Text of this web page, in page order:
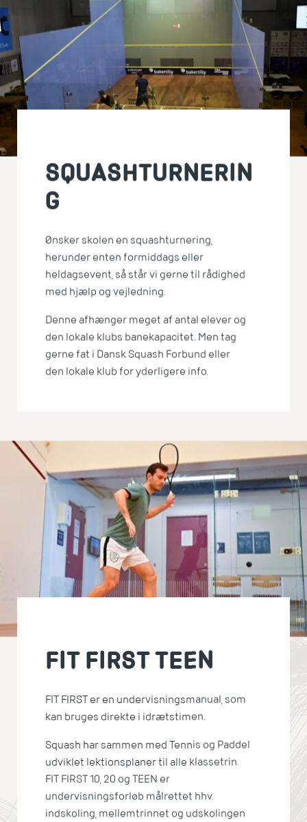
SQUASHTURNERIN
G
Ønsker skolen en squashturnering,
herunder enten formiddags eller
heldagsevent, så står vi gerne til rådighed
med hjælp og vejledning.
Denne afhænger meget af antal elever og
den lokale klubs banekapacitet. Men tag
gerne fat i Dansk Squash Forbund eller
den lokale klub for yderligere info.
FIT FIRST TEEN
FIT FIRST er en undervisningsmanual, som
kan bruges direkte i idrætstimen.
Squash har sammen med Tennis og Paddel
udviklet lektionsplaner til alle klassetrin.
FIT FIRST 10, 20 og TEEN er
undervisningsforløb målrettet hhv.
indskoling, mellemtrinnet og udskolingen